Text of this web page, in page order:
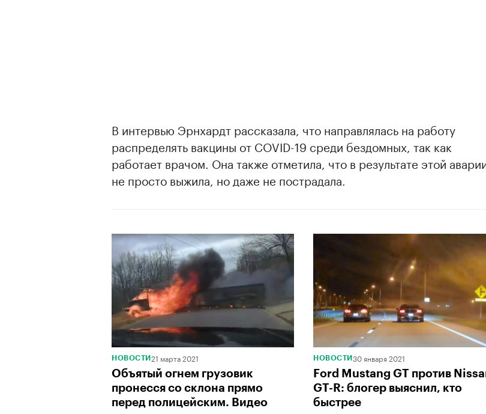
В интервью Эрнхардт рассказала, что направлялась на работу
распределять вакцины от COVID-19 среди бездомных, так как
работает врачом. Она также отметила, что в результате этой
не просто выжила, но даже не пострадала.
НОВОСТИ 21 марта 2021
Объятый огнем грузовик
пронесся со склона прямо
перед полицейским. Видео
НОВОСТИ 30 января 2021
Ford Mustang GT против
GT-R: блогер выяснил, кто
быстрее